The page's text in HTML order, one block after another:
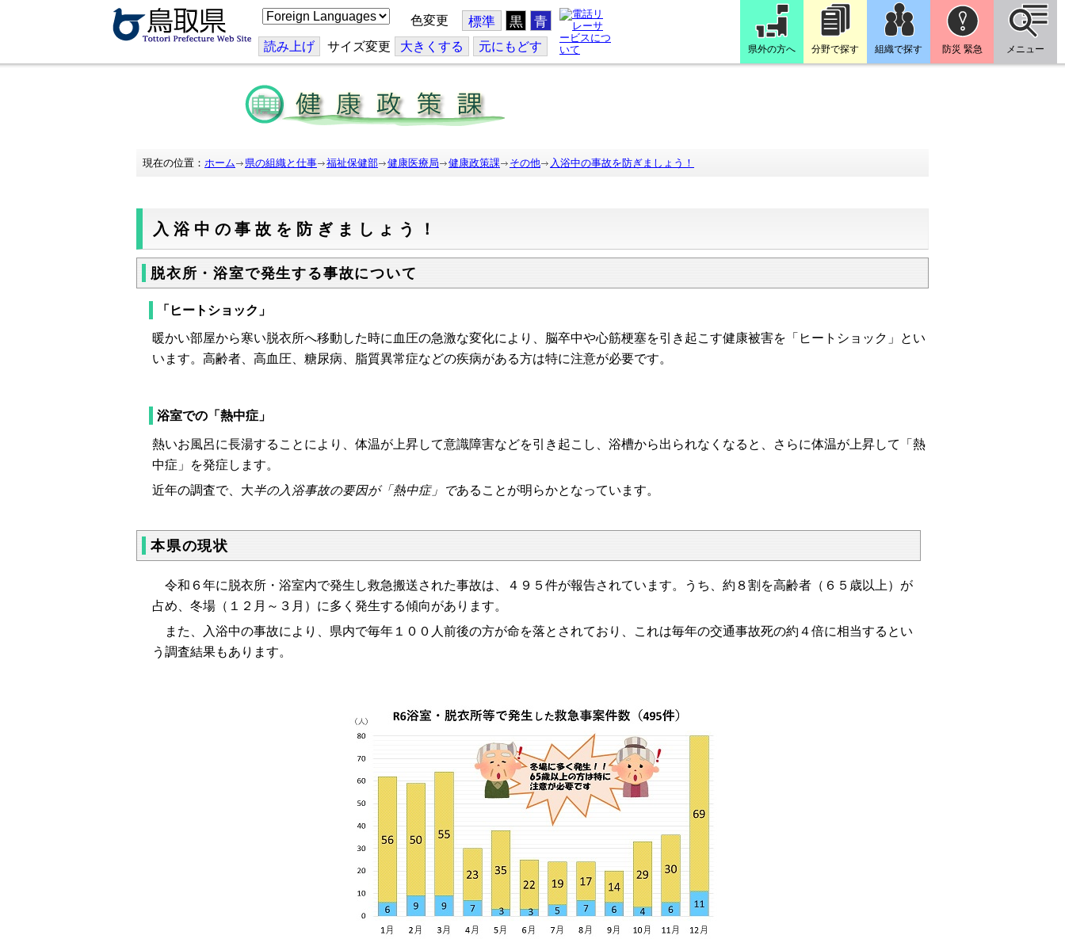
こ
の
ジ
を
訳
す
る
色変更 標準 黒 青
読み上げ サイズ変更 大きくする 元にもどす 県外の方へ 分野で探す 組織で探す 防災 緊急 メニュー
現在の位置： ホーム 県の組織と仕事 福祉保健部 健康医療局 健康政策課 その他 入浴中の事故を防ぎましょう！
入浴中の事故を防ぎましょう！
脱衣所・浴室で発生する事故について
「ヒートショック」
暖かい部屋から寒い脱衣所へ移動した時に血圧の急激な変化により、脳卒中や心筋梗塞を引き起こす健康被害を「ヒートショック」とい
います。高齢者、高血圧、糖尿病、脂質異常症などの疾病がある方は特に注意が必要です。
浴室での「熱中症」
熱いお風呂に長湯することにより、体温が上昇して意識障害などを引き起こし、浴槽から出られなくなると、さらに体温が上昇して「熱
中症」を発症します。
近年の調査で、大半の入浴事故の要因が「熱中症」であることが明らかとなっています。
本県の現状
令和６年に脱衣所・浴室内で発生し救急搬送された事故は、４９５件が報告されています。うち、約８割を高齢者（６５歳以上）が
占め、冬場（１２月～３月）に多く発生する傾向があります。
また、入浴中の事故により、県内で毎年１００人前後の方が命を落とされており、これは毎年の交通事故死の約４倍に相当するとい
う調査結果もあります。